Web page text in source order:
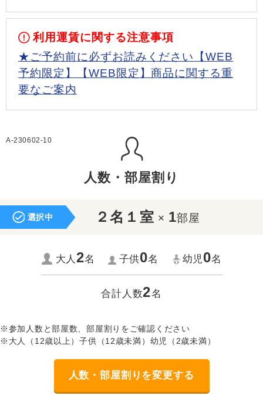
利用運賃に関する注意事項
★ご予約前に必ずお読みください【WEB
予約限定】【WEB限定】商品に関する重
要なご案内
A-230602-10
人数・部屋割り
選択中 ２名１室 × 1部屋
大人2名 子供0名 幼児0名
合計人数2名
※参加人数と部屋数、部屋割りをご確認ください
※大人（12歳以上）子供（12歳未満）幼児（2歳未満）
人数・部屋割りを変更する